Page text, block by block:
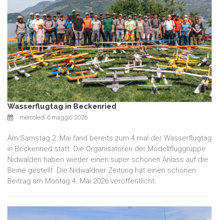
Wasserflugtag in Beckenried
mercoledì 6 maggio 2026
Am Samstag 2. Mai fand bereits zum 4 mal der Wasserflugtag
in Beckenried statt. Die Organisatoren der Modellfluggruppe
Nidwalden haben wieder einen super schönen Anlass auf die
Beine gestellt. Die Nidwaldner Zeitung hat einen schönen
Beitrag am Montag 4. Mai 2026 veröffentlicht.